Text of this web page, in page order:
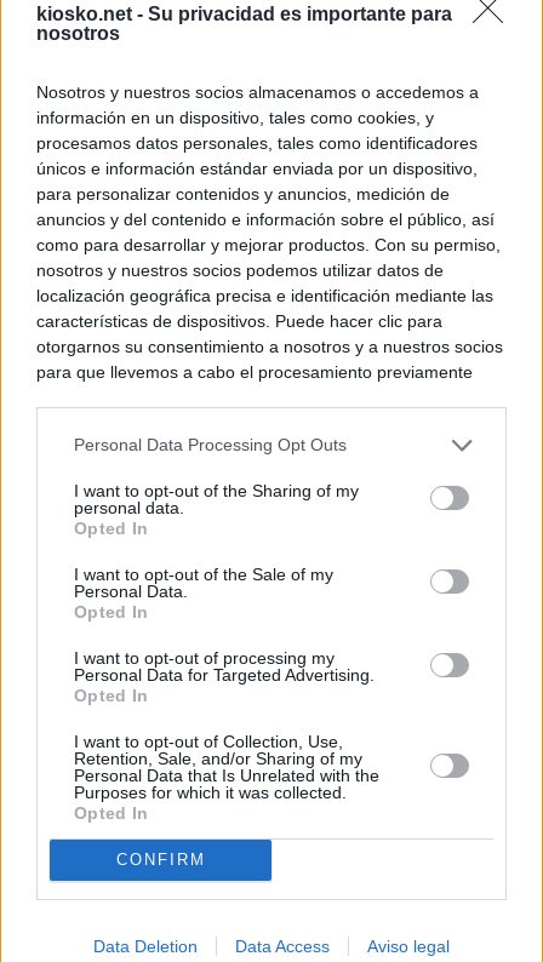
kiosko.net - Su privacidad es importante para
nosotros
Nosotros y nuestros socios almacenamos o accedemos a
información en un dispositivo, tales como cookies, y
procesamos datos personales, tales como identificadores
únicos e información estándar enviada por un dispositivo,
para personalizar contenidos y anuncios, medición de
anuncios y del contenido e información sobre el público, así
como para desarrollar y mejorar productos. Con su permiso,
nosotros y nuestros socios podemos utilizar datos de
localización geográfica precisa e identificación mediante las
características de dispositivos. Puede hacer clic para
otorgarnos su consentimiento a nosotros y a nuestros socios
para que llevemos a cabo el procesamiento previamente
negar su consentimiento. Tenga en cuenta que algún
de su consentimiento, pero usted tiene el derecho de
rechazar tal procesamiento. Sus preferencias se aplicarán
cualquier momento entrando de nuevo en este sitio web o
visitando nuestra política de privacidad.
Personal Data Processing Opt Outs
I want to opt-out of the Sharing of my
personal data.
Opted In
I want to opt-out of the Sale of my
Personal Data.
Opted In
I want to opt-out of processing my
Personal Data for Targeted Advertising.
Opted In
I want to opt-out of Collection, Use,
Retention, Sale, and/or Sharing of my
Personal Data that Is Unrelated with the
Purposes for which it was collected.
Opted In
CONFIRM
Data Deletion Data Access Aviso legal